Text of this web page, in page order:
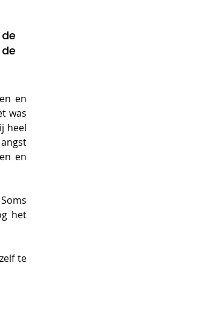
en
was
heel
en
het
te